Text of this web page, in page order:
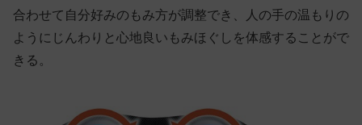
合わせて自分好みのもみ方が調整でき、人の手の温もりの
ようにじんわりと心地良いもみほぐしを体感することがで
きる。